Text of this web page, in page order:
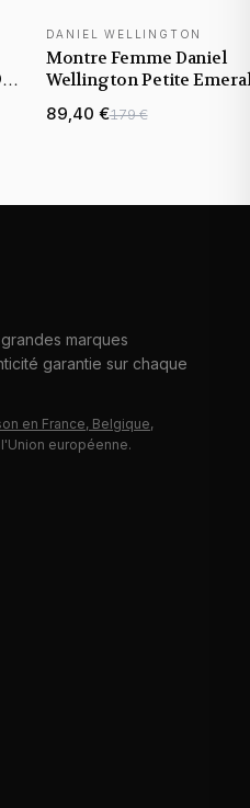
DANIEL WELLINGTON
Montre Femme Daniel
Wellington Petite
32mm DW00100480
vert
89,40 €179 €
marques
garantie sur chaque
en France, Belgique,
européenne.